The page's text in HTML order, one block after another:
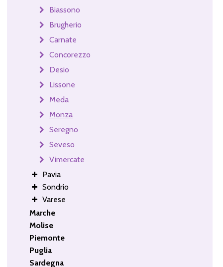
Biassono
Brugherio
Carnate
Concorezzo
Desio
Lissone
Meda
Monza
Seregno
Seveso
Vimercate
Pavia
Sondrio
Varese
Marche
Molise
Piemonte
Puglia
Sardegna